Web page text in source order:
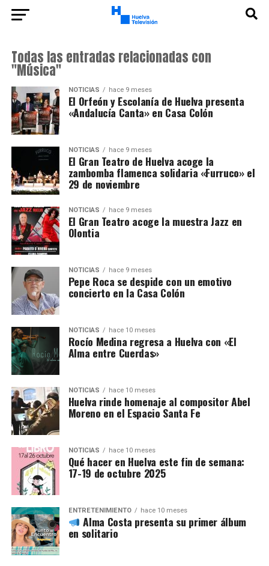
Todas las entradas relacionadas con
"Música"
NOTICIAS hace 9 meses
El Orfeón y Escolanía de Huelva presenta
«Andalucía Canta» en Casa Colón
NOTICIAS hace 9 meses
El Gran Teatro de Huelva acoge la
zambomba flamenca solidaria «Furruco» el
29 de noviembre
NOTICIAS hace 9 meses
El Gran Teatro acoge la muestra Jazz en
Olontia
NOTICIAS hace 9 meses
Pepe Roca se despide con un emotivo
concierto en la Casa Colón
NOTICIAS hace 10 meses
Rocío Medina regresa a Huelva con «El
Alma entre Cuerdas»
NOTICIAS hace 10 meses
Huelva rinde homenaje al compositor Abel
Moreno en el Espacio Santa Fe
NOTICIAS hace 10 meses
Qué hacer en Huelva este fin de semana:
17-19 de octubre 2025
ENTRETENIMIENTO hace 10 meses
Alma Costa presenta su primer álbum
en solitario